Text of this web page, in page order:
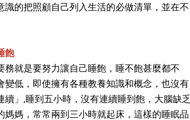
的把照顧自己列入生活的必做清單，並在不
飽
就是要努力讓自己睡飽，睡不飽甚麼都不
低，即使擁有各種教養知識和概念，也沒有
」,睡到五小時，沒有連續睡到飽，大腦缺乏
媽，常常兩到三小時就起床，這樣的睡眠品